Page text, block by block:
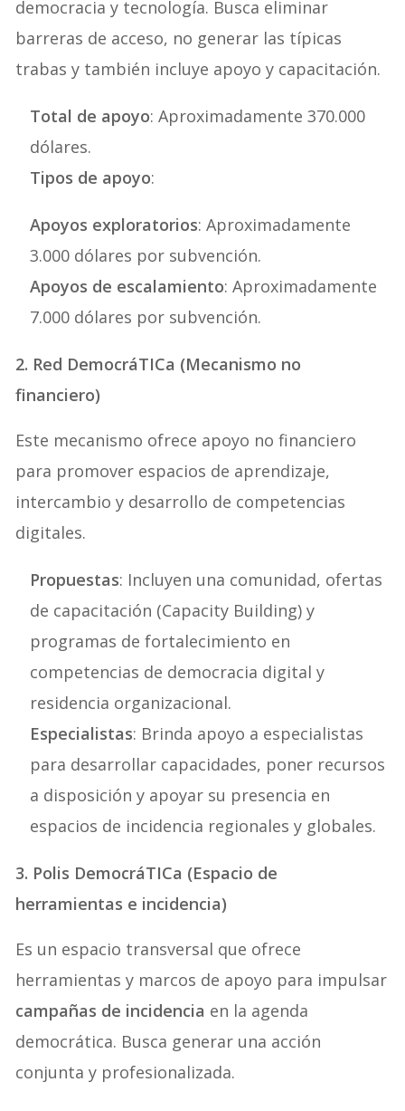
democracia y tecnología. Busca eliminar
barreras de acceso, no generar las típicas
trabas y también incluye apoyo y capacitación.
Total de apoyo: Aproximadamente 370.000
dólares.
Tipos de apoyo:
Apoyos exploratorios: Aproximadamente
3.000 dólares por subvención.
Apoyos de escalamiento: Aproximadamente
7.000 dólares por subvención.
2. Red DemocráTICa (Mecanismo no
financiero)
Este mecanismo ofrece apoyo no financiero
para promover espacios de aprendizaje,
intercambio y desarrollo de competencias
digitales.
Propuestas: Incluyen una comunidad, ofertas
de capacitación (Capacity Building) y
programas de fortalecimiento en
competencias de democracia digital y
residencia organizacional.
Especialistas: Brinda apoyo a especialistas
para desarrollar capacidades, poner recursos
a disposición y apoyar su presencia en
espacios de incidencia regionales y globales.
3. Polis DemocráTICa (Espacio de
herramientas e incidencia)
Es un espacio transversal que ofrece
herramientas y marcos de apoyo para impulsar
campañas de incidencia en la agenda
democrática. Busca generar una acción
conjunta y profesionalizada.